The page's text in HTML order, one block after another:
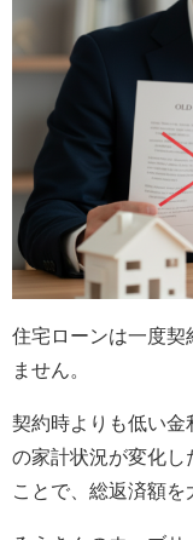
住宅ローンは一度契
ません。
契約時よりも低い金
の家計状況が変化し
ことで、総返済額を